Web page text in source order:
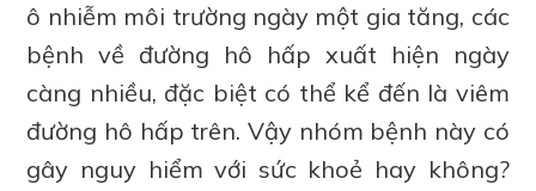
ô nhiễm môi trường ngày một gia tăng, các
bệnh về đường hô hấp xuất hiện ngày
càng nhiều, đặc biệt có thể kể đến là viêm
đường hô hấp trên. Vậy nhóm bệnh này có
gây nguy hiểm với sức khoẻ hay không?